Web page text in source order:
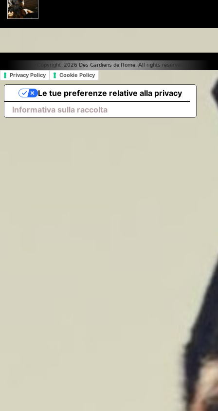
© Copyright 2026 Des Gardiens de Rome. All rights reserved. |
Privacy Policy Cookie Policy
Informativa sulla raccolta
Le tue preferenze relative alla privacy